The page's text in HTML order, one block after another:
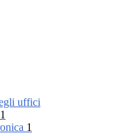
uffici
1
1